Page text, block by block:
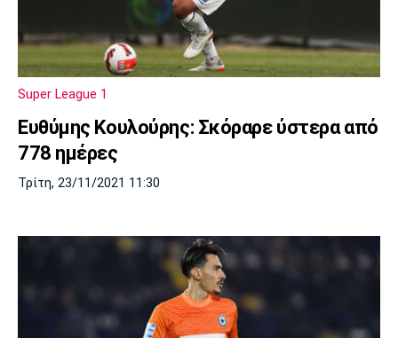
Super League 1
Ευθύμης Κουλούρης: Σκόραρε ύστερα από
778 ημέρες
Τρίτη, 23/11/2021 11:30